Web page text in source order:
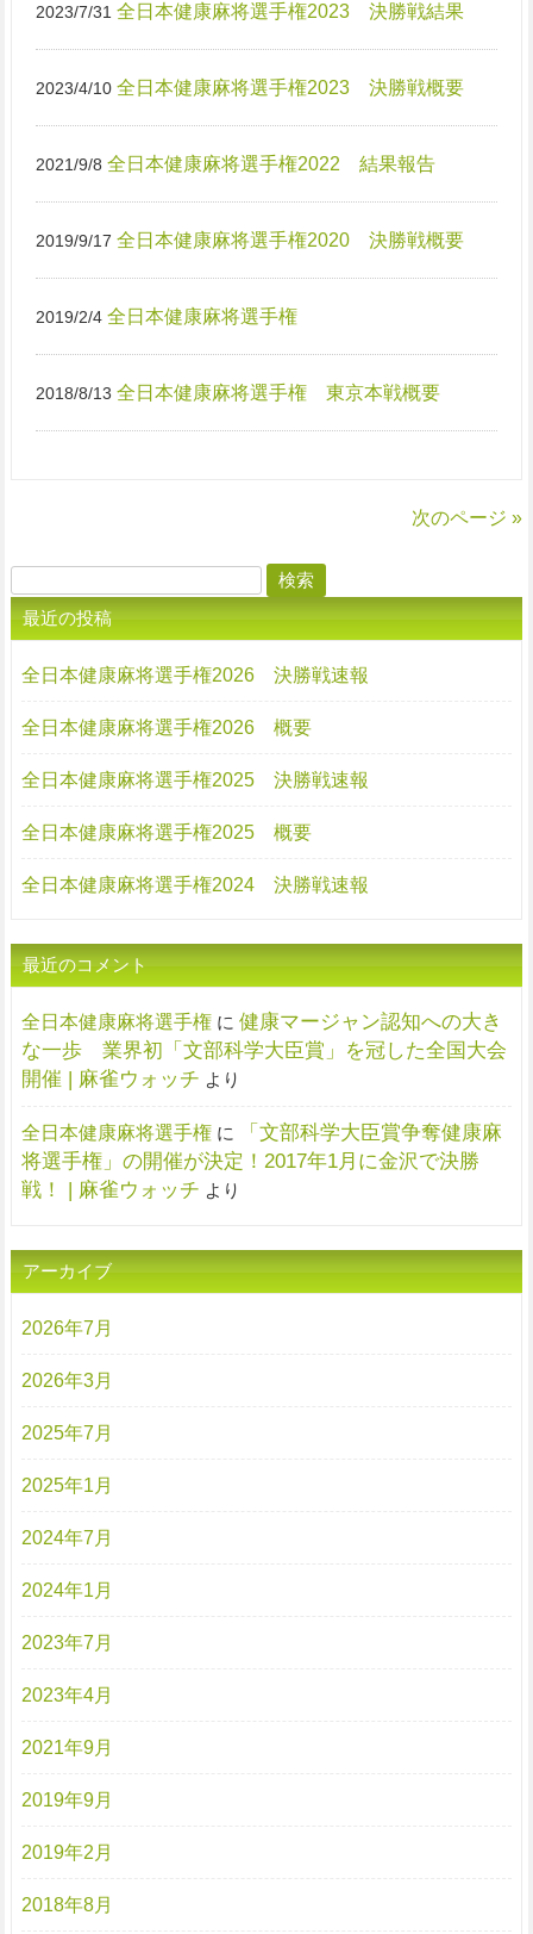
2023/7/31 全日本健康麻将選手権2023 決勝戦結果
2023/4/10 全日本健康麻将選手権2023 決勝戦概要
2021/9/8 全日本健康麻将選手権2022 結果報告
2019/9/17 全日本健康麻将選手権2020 決勝戦概要
2019/2/4 全日本健康麻将選手権
2018/8/13 全日本健康麻将選手権 東京本戦概要
次のページ »
索:
最近の投稿
全日本健康麻将選手権2026 決勝戦速報
全日本健康麻将選手権2026 概要
全日本健康麻将選手権2025 決勝戦速報
全日本健康麻将選手権2025 概要
全日本健康麻将選手権2024 決勝戦速報
最近のコメント
全日本健康麻将選手権に 健康マージャン認知への大き
な一歩 業界初「文部科学大臣賞」を冠した全国大会
開催 | 麻雀ウォッチ より
全日本健康麻将選手権に
「文部科学大臣賞争奪健康麻
将選手権」の開催が決定！2017年1月に金沢で決勝
戦！ | 麻雀ウォッチ より
アーカイブ
2026年7月
2026年3月
2025年7月
2025年1月
2024年7月
2024年1月
2023年7月
2023年4月
2021年9月
2019年9月
2019年2月
2018年8月